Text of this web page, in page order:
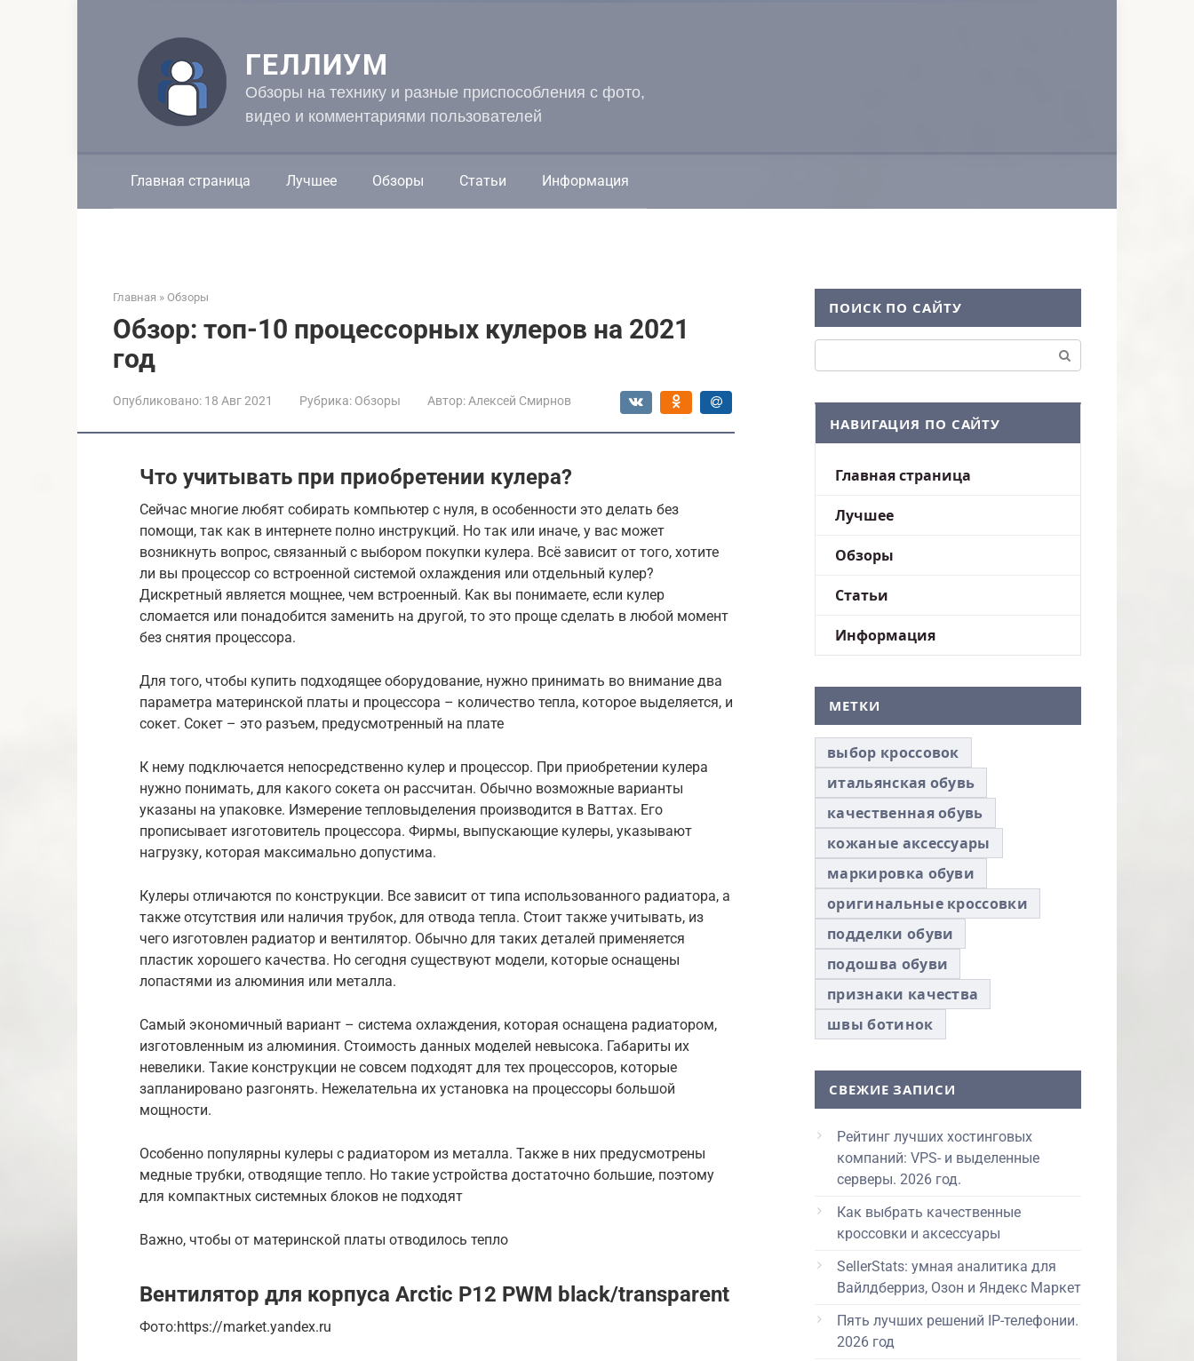
ГЕЛЛИУМ
Обзоры на технику и разные приспособления с фото,
видео и комментариями пользователей
Главная страница Лучшее Обзоры Статьи Информация
Главная » Обзоры
Обзор: топ-10 процессорных кулеров на 2021
год
Опубликовано: 18 Авг 2021 Рубрика: Обзоры Автор: Алексей Смирнов
Что учитывать при приобретении кулера?
Сейчас многие любят собирать компьютер с нуля, в особенности это делать без
помощи, так как в интернете полно инструкций. Но так или иначе, у вас может
возникнуть вопрос, связанный с выбором покупки кулера. Всё зависит от того, хотите
ли вы процессор со встроенной системой охлаждения или отдельный кулер?
Дискретный является мощнее, чем встроенный. Как вы понимаете, если кулер
сломается или понадобится заменить на другой, то это проще сделать в любой момент
без снятия процессора.
Для того, чтобы купить подходящее оборудование, нужно принимать во внимание два
параметра материнской платы и процессора – количество тепла, которое выделяется, и
сокет. Сокет – это разъем, предусмотренный на плате
К нему подключается непосредственно кулер и процессор. При приобретении кулера
нужно понимать, для какого сокета он рассчитан. Обычно возможные варианты
указаны на упаковке. Измерение тепловыделения производится в Ваттах. Его
прописывает изготовитель процессора. Фирмы, выпускающие кулеры, указывают
нагрузку, которая максимально допустима.
Кулеры отличаются по конструкции. Все зависит от типа использованного радиатора, а
также отсутствия или наличия трубок, для отвода тепла. Стоит также учитывать, из
чего изготовлен радиатор и вентилятор. Обычно для таких деталей применяется
пластик хорошего качества. Но сегодня существуют модели, которые оснащены
лопастями из алюминия или металла.
Самый экономичный вариант – система охлаждения, которая оснащена радиатором,
изготовленным из алюминия. Стоимость данных моделей невысока. Габариты их
невелики. Такие конструкции не совсем подходят для тех процессоров, которые
запланировано разгонять. Нежелательна их установка на процессоры большой
мощности.
Особенно популярны кулеры с радиатором из металла. Также в них предусмотрены
медные трубки, отводящие тепло. Но такие устройства достаточно большие, поэтому
для компактных системных блоков не подходят
Важно, чтобы от материнской платы отводилось тепло
Вентилятор для корпуса Arctic P12 PWM black/transparent
Фото:https://market.yandex.ru
ПОИСК ПО САЙТУ
НАВИГАЦИЯ ПО САЙТУ
Главная страница
Лучшее
Обзоры
Статьи
Информация
МЕТКИ
выбор кроссовок
итальянская обувь
качественная обувь
кожаные аксессуары
маркировка обуви
оригинальные кроссовки
подделки обуви
подошва обуви
признаки качества
швы ботинок
СВЕЖИЕ ЗАПИСИ
Рейтинг лучших хостинговых
компаний: VPS- и выделенные
серверы. 2026 год.
Как выбрать качественные
кроссовки и аксессуары
SellerStats: умная аналитика для
Вайлдберриз, Озон и Яндекс Маркет
Пять лучших решений IP-телефонии.
2026 год